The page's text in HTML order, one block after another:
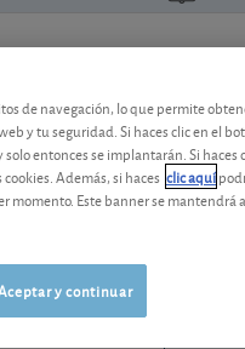
del
ferrocarriles español
de navegación, lo que permite
y tu seguridad. Si haces clic en el
entonces se implantarán. Si haces
Además, si haces clic aquí
momento. Este banner se mantendrá
y continuar